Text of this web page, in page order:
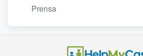
Prensa